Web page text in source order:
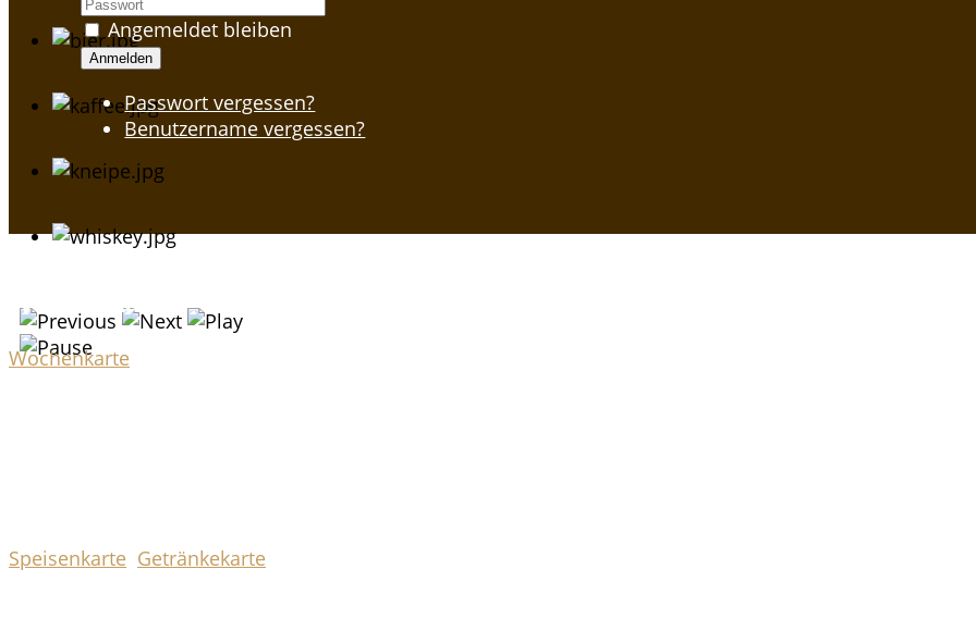
Angemeldet bleiben
Anmelden
Passwort vergessen?
Benutzername vergessen?
Wochenkarte
Wochenkarte
Speisenkarte Getränkekarte